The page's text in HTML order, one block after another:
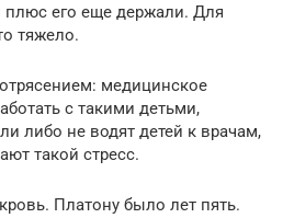
плюс его еще держали. Для
тяжело.
медицинское
с такими детьми,
либо не водят детей к врачам,
такой стресс.
Платону было лет пять.